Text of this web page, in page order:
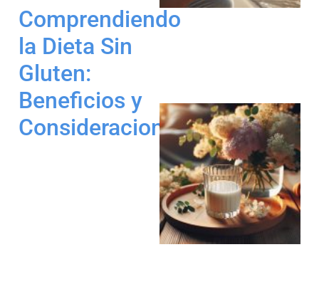
Comprendiendo
la Dieta Sin
Gluten:
Beneficios y
Consideraciones